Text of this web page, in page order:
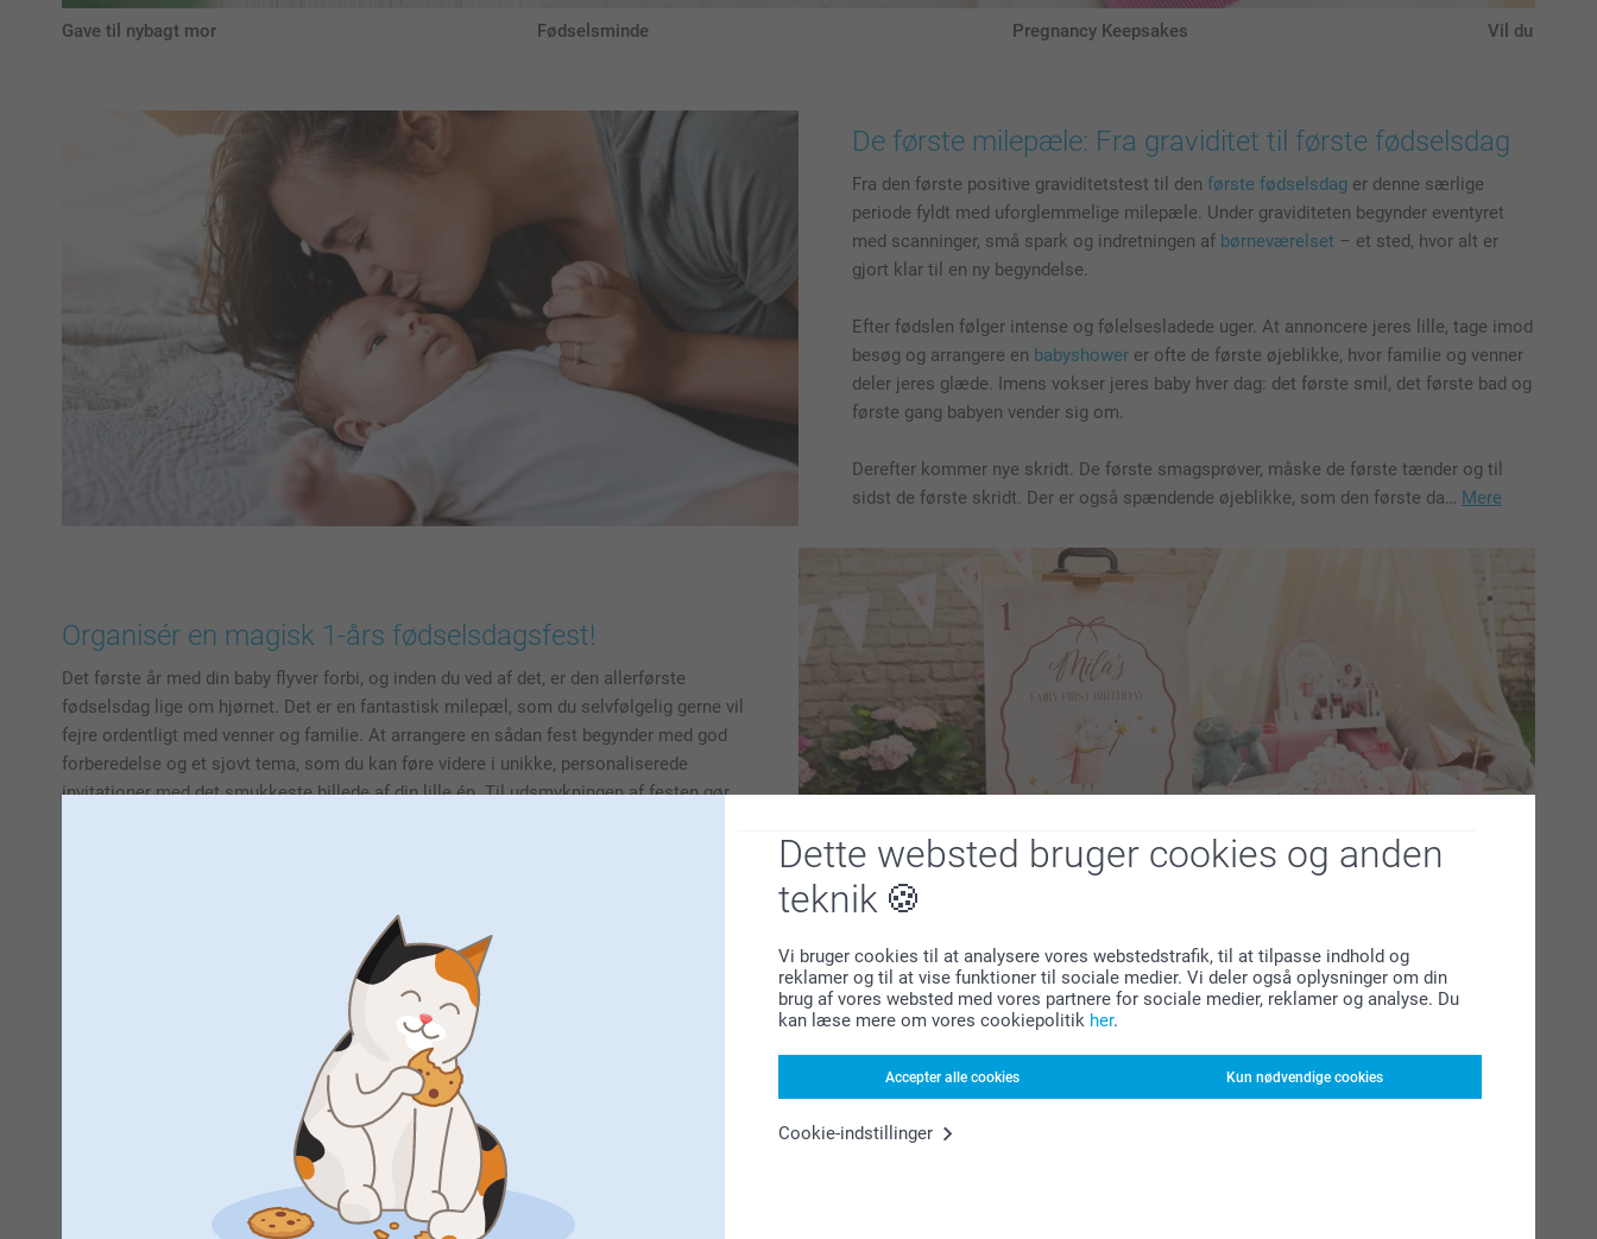
Dette websted bruger cookies og anden
teknik
Vi bruger cookies til at analysere vores webstedstrafik, til at tilpasse indhold og
reklamer og til at vise funktioner til sociale medier. Vi deler også oplysninger om din
brug af vores websted med vores partnere for sociale medier, reklamer og analyse. Du
kan læse mere om vores cookiepolitik her.
Accepter alle cookies Kun nødvendige cookies
Cookie-indstillinger
Gave til nybagt mor Fødselsminde Pregnancy Keepsakes Vil du være
De første milepæle: Fra graviditet til første fødselsdag
Fra den første positive graviditetstest til den første fødselsdag er denne særlige
periode fyldt med uforglemmelige milepæle. Under graviditeten begynder eventyret
med scanninger, små spark og indretningen af børneværelset – et sted, hvor alt er
gjort klar til en ny begyndelse.
Efter fødslen følger intense og følelsesladede uger. At annoncere jeres lille, tage imod
besøg og arrangere en babyshower er ofte de første øjeblikke, hvor familie og venner
deler jeres glæde. Imens vokser jeres baby hver dag: det første smil, det første bad og
første gang babyen vender sig om.
Derefter kommer nye skridt. De første smagsprøver, måske de første tænder og til
sidst de første skridt. Der er også spændende øjeblikke, som den første da… Mere
Organisér en magisk 1-års fødselsdagsfest!
Det første år med din baby flyver forbi, og inden du ved af det, er den allerførste
fødselsdag lige om hjørnet. Det er en fantastisk milepæl, som du selvfølgelig gerne vil
fejre ordentligt med venner og familie. At arrangere en sådan fest begynder med god
forberedelse og et sjovt tema, som du kan føre videre i unikke, personaliserede
invitationer med det smukkeste billede af din lille én. Til udsmykningen af festen gør
Personliggør dine essentials til din tilbagevenden til
arbejdet
At vende tilbage til arbejdet efter barsel er en vigtig milepæl. Efter måneder sammen